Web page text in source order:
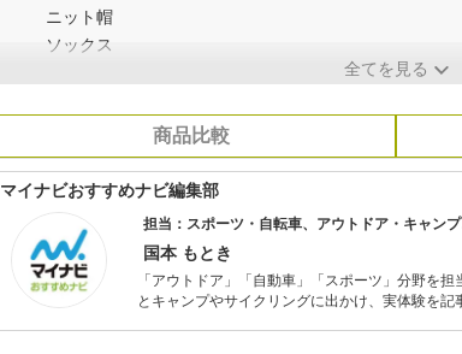
ニット帽
ソックス
全てを見る
商品比較
マイナビおすすめナビ編集部
担当：スポーツ・自転車、アウトドア・キャン
国本 もとき
「アウトドア」「自動車」「スポーツ」分野を
とキャンプやサイクリングに出かけ、実体験を